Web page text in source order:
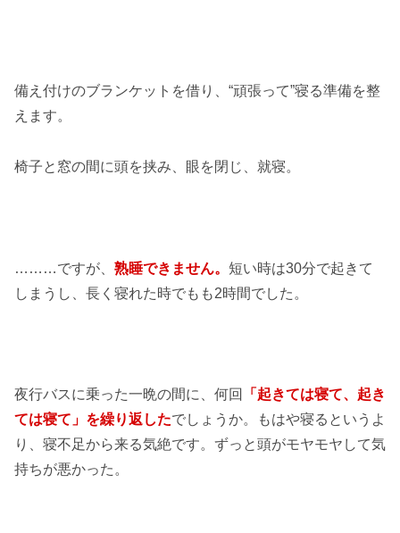
備え付けのブランケットを借り、“頑張って”寝る準備を整
えます。
椅子と窓の間に頭を挟み、眼を閉じ、就寝。
………ですが、 熟睡できません。 短い時は30分で起きて
しまうし、長く寝れた時でもも2時間でした。
夜行バスに乗った一晩の間に、何回
「起きては寝て、起き
ては寝て」を繰り返したでしょうか。もはや寝るというよ
り、寝不足から来る気絶です。 ずっと頭がモヤモヤして気
持ちが悪かった。